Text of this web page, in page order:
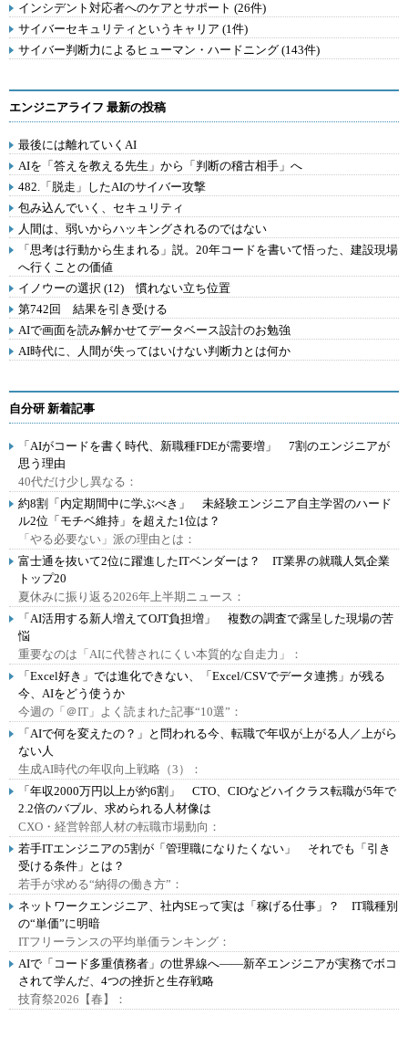
インシデント対応者へのケアとサポート (26件)
サイバーセキュリティというキャリア (1件)
サイバー判断力によるヒューマン・ハードニング (143件)
エンジニアライフ 最新の投稿
最後には離れていくAI
AIを「答えを教える先生」から「判断の稽古相手」へ
482.「脱走」したAIのサイバー攻撃
包み込んでいく、セキュリティ
人間は、弱いからハッキングされるのではない
「思考は行動から生まれる」説。20年コードを書いて悟った、建設現場
へ行くことの価値
イノウーの選択 (12) 慣れない立ち位置
第742回 結果を引き受ける
AIで画面を読み解かせてデータベース設計のお勉強
AI時代に、人間が失ってはいけない判断力とは何か
自分研 新着記事
「AIがコードを書く時代、新職種FDEが需要増」 7割のエンジニアが
思う理由
40代だけ少し異なる：
約8割「内定期間中に学ぶべき」 未経験エンジニア自主学習のハード
ル2位「モチベ維持」を超えた1位は？
「やる必要ない」派の理由とは：
富士通を抜いて2位に躍進したITベンダーは？ IT業界の就職人気企業
トップ20
夏休みに振り返る2026年上半期ニュース：
「AI活用する新人増えてOJT負担増」 複数の調査で露呈した現場の苦
悩
重要なのは「AIに代替されにくい本質的な自走力」：
「Excel好き」では進化できない、「Excel/CSVでデータ連携」が残る
今、AIをどう使うか
今週の「＠IT」よく読まれた記事“10選”：
「AIで何を変えたの？」と問われる今、転職で年収が上がる人／上がら
ない人
生成AI時代の年収向上戦略（3）：
「年収2000万円以上が約6割」 CTO、CIOなどハイクラス転職が5年で
2.2倍のバブル、求められる人材像は
CXO・経営幹部人材の転職市場動向：
若手ITエンジニアの5割が「管理職になりたくない」 それでも「引き
受ける条件」とは？
若手が求める“納得の働き方”：
ネットワークエンジニア、社内SEって実は「稼げる仕事」？ IT職種別
の“単価”に明暗
ITフリーランスの平均単価ランキング：
AIで「コード多重債務者」の世界線へ――新卒エンジニアが実務でボコ
されて学んだ、4つの挫折と生存戦略
技育祭2026【春】：